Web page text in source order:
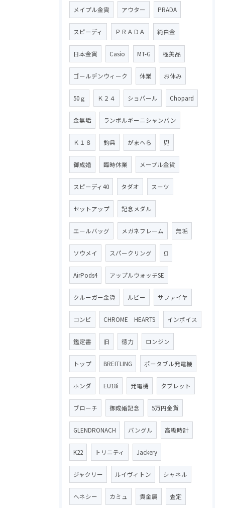
メイプル金貨 アウター PRADA
スピーディ ＰＲＡＤＡ 純白金
日本金貨 Casio MT-G 極美品
ゴールデンウィーク 休業 お休み
50ｇ Ｋ２４ ショパール Chopard
金無垢 ランボルギーニシャンパン
Ｋ１８ 釣具 がまへら 兜
御成婚 臨時休業 メープル金貨
スピーディ40 タダオ スーツ
セットアップ 記念メダル
エールバッグ メガネフレーム 無垢
ソウメイ スパークリング Ω
AirPods4 アップルウォッチSE
クルーガー金貨 ルビー サファイヤ
コンビ CHROME HEARTS インボイス
鑑定書 旧 徳力 ロンジン
トップ BREITLING ポータブル発電機
ホンダ EU18i 発電機 タブレット
ブローチ 御成婚記念 5万円金貨
GLENDRONACH バングル 高級時計
K22 トリニティ Jackery
ジャクリー ルイヴィトン シャネル
ヘネシー カミュ 貴金属 査定